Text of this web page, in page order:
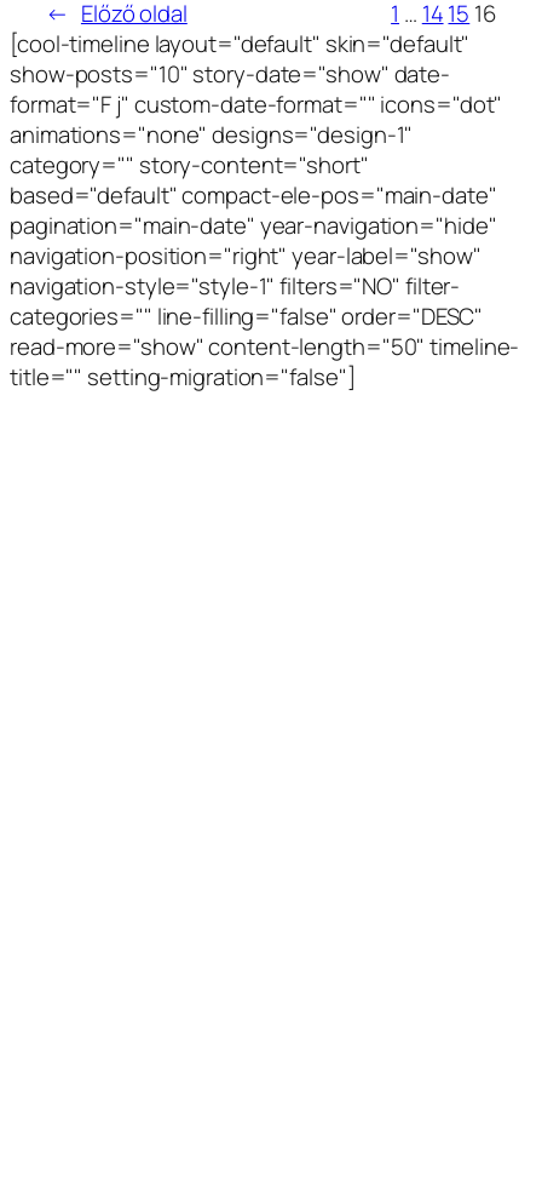
← Előző oldal 1 … 1415 16
[cool-timeline layout="default" skin="default"
show-posts="10" story-date="show" date-
format="F j" custom-date-format="" icons="dot"
animations="none" designs="design-1"
category="" story-content="short"
based="default" compact-ele-pos="main-date"
pagination="main-date" year-navigation="hide"
navigation-position="right" year-label="show"
navigation-style="style-1" filters="NO" filter-
categories="" line-filling="false" order="DESC"
read-more="show" content-length="50" timeline-
title="" setting-migration="false"]